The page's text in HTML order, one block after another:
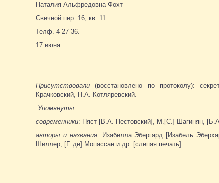
Наталия Альфредовна Фохт
Свечной пер. 16, кв. 11.
Телф. 4-27-36.
17 июня
Присутствовали (восстановлено по протоколу):
Крачковский, Н.А. Котляревский.
Упомянуты
современники: Пяст [В.А. Пестовский], М.[С.] Шагинян,
авторы и названия: Изабелла Эбергард [Изабель
Шиллер, [Г. де] Мопассан и др. [слепая печать].